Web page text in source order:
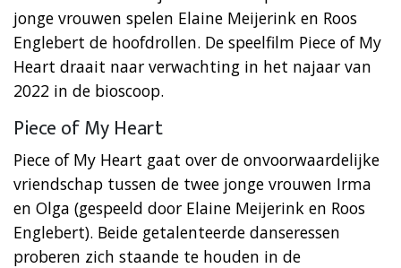
jonge vrouwen spelen Elaine Meijerink en Roos
Englebert de hoofdrollen. De speelfilm Piece of My
Heart draait naar verwachting in het najaar van
2022 in de bioscoop.
Piece of My Heart
Piece of My Heart gaat over de onvoorwaardelijke
vriendschap tussen de twee jonge vrouwen Irma
en Olga (gespeeld door Elaine Meijerink en Roos
Englebert). Beide getalenteerde danseressen
proberen zich staande te houden in de